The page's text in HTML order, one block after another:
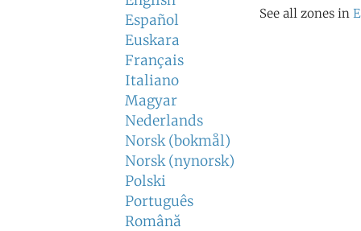
Español
Euskara
Français
Italiano
Magyar
Nederlands
Norsk (bokmål)
Norsk (nynorsk)
Polski
Português
Română
See all zones in